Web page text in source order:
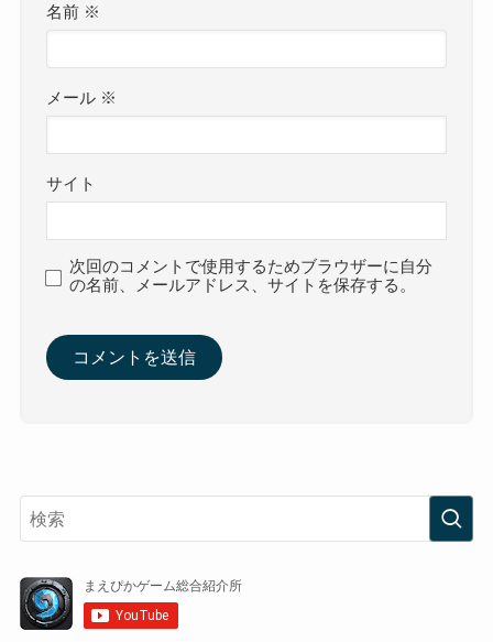
名前 ※
メール ※
サイト
次回のコメントで使用するためブラウザーに自分
の名前、メールアドレス、サイトを保存する。